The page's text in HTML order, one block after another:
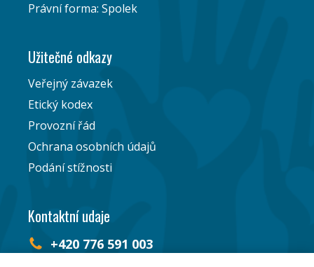
Právní forma: Spolek
Užitečné odkazy
Veřejný závazek
Etický kodex
Provozní řád
Ochrana osobních údajů
Podání stížnosti
Kontaktní udaje
+420 776 591 003